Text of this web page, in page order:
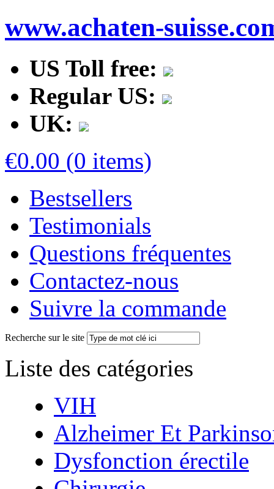
www.achaten-
US Toll free:
Regular US:
UK:
€0.00 (0 items)
Bestsellers
Testimonials
Questions fréquentes
Contactez-nous
Suivre la commande
Recherche sur le site
Liste des catégories
VIH
Alzheimer Et
Dysfonction érectile